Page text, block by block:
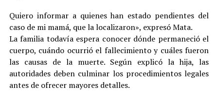
Quiero informar a quienes han estado pendientes del
caso de mi mamá, que la localizaron», expresó Mata.
La familia todavía espera conocer dónde permaneció el
cuerpo, cuándo ocurrió el fallecimiento y cuáles fueron
las causas de la muerte. Según explicó la hija, las
autoridades deben culminar los procedimientos legales
antes de ofrecer mayores detalles.